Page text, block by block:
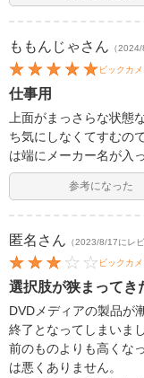
ももんじゃ さん （
ビックカ
仕事用
上面がまっさらな状態
ち気にしなくてすむの
は端にメーカー名が入
参考になった
匿名 さん （2023/8/17にレビ
ビックカ
選択肢が狭まってき
DVDメディアの製品が
終了となってしまいま
前のものよりも高くな
は悪くありません。